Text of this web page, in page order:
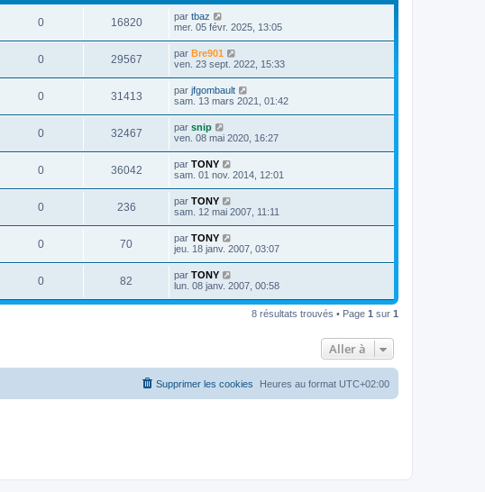
0 16820 par tbaz
mer. 05 févr. 2025, 13:05
0 29567 par Bre901
ven. 23 sept. 2022, 15:33
0 31413 par jfgombault
sam. 13 mars 2021, 01:42
0 32467 par snip
ven. 08 mai 2020, 16:27
0 36042 par TONY
sam. 01 nov. 2014, 12:01
0 236 par TONY
sam. 12 mai 2007, 11:11
0 70 par TONY
jeu. 18 janv. 2007, 03:07
0 82 par TONY
lun. 08 janv. 2007, 00:58
8 résultats trouvés • Page 1 sur 1
Aller à
Heures au format UTC+02:00
Supprimer les cookies